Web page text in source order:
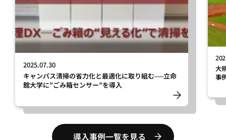
2025.07.30
キャンパス清掃の省力化と最適化に取り組む──立命
館大学に”ごみ箱センサー”を導入
大
事
導入事例一覧を見る